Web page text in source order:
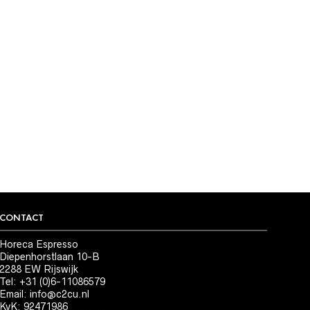
CONTACT
Horeca Espresso
Diepenhorstlaan 10-B
2288 EW Rijswijk
Tel: +31 (0)6-11086579
Email:info@c2cu.nl
KvK: 92471986